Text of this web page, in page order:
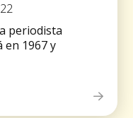
periodista
en 1967 y